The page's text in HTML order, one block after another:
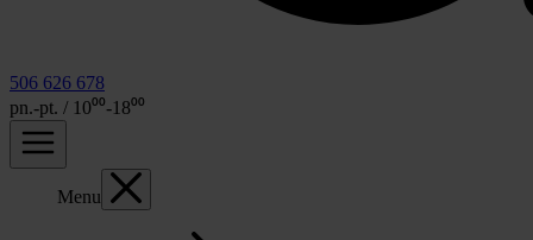
506 626 678
pn.-pt. / 10⁰⁰-18⁰⁰
Menu